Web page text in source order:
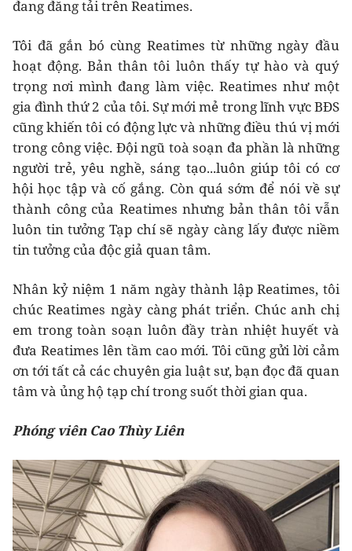
đang đăng tải trên Reatimes.
Tôi đã gắn bó cùng Reatimes từ những ngày đầu
hoạt động. Bản thân tôi luôn thấy tự hào và quý
trọng nơi mình đang làm việc. Reatimes như một
gia đình thứ 2 của tôi. Sự mới mẻ trong lĩnh vực BĐS
cũng khiến tôi có động lực và những điều thú vị mới
trong công việc. Đội ngũ toà soạn đa phần là những
người trẻ, yêu nghề, sáng tạo...luôn giúp tôi có cơ
hội học tập và cố gắng. Còn quá sớm để nói về sự
thành công của Reatimes nhưng bản thân tôi vẫn
luôn tin tưởng Tạp chí sẽ ngày càng lấy được niềm
tin tưởng của độc giả quan tâm.
Nhân kỷ niệm 1 năm ngày thành lập Reatimes, tôi
chúc Reatimes ngày càng phát triển. Chúc anh chị
em trong toàn soạn luôn đầy tràn nhiệt huyết và
đưa Reatimes lên tầm cao mới. Tôi cũng gửi lời cảm
ơn tới tất cả các chuyên gia luật sư, bạn đọc đã quan
tâm và ủng hộ tạp chí trong suốt thời gian qua.
Phóng viên Cao Thùy Liên